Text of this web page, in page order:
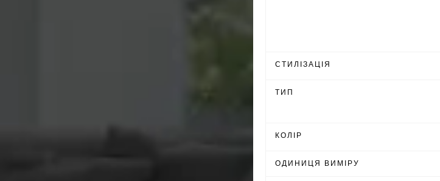
СТИЛІЗАЦІЯ
ТИП
КОЛІР
ОДИНИЦЯ ВИМІРУ